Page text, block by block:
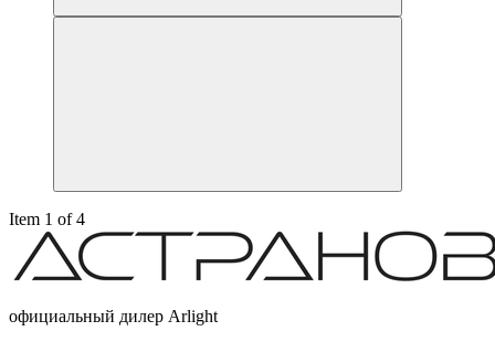
Item 1 of 4
официальный дилер Arlight